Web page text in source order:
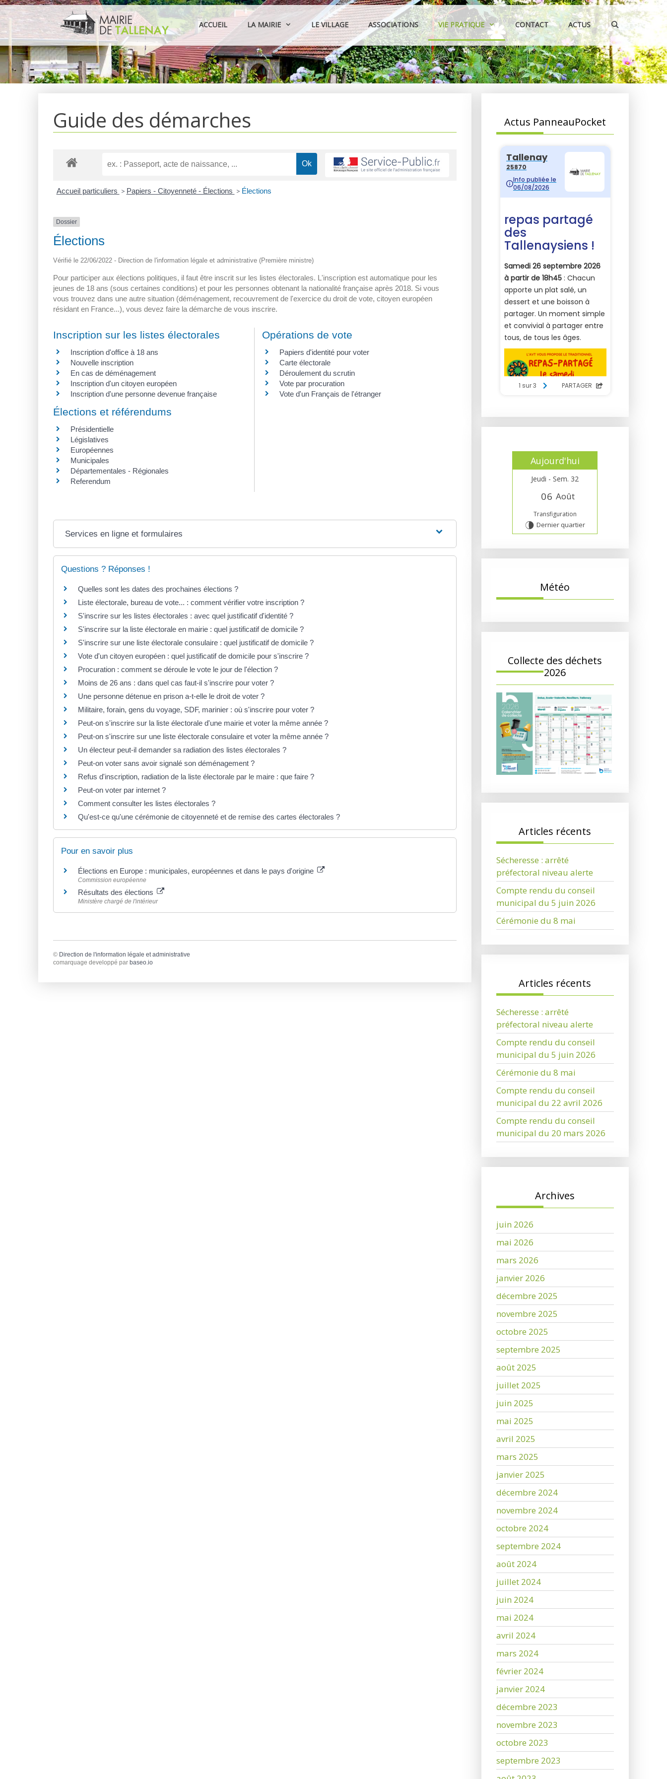
Aller
au
contenu
ACCUEIL LA MAIRIE LE VILLAGE ASSOCIATIONS VIE PRATIQUE CONTACT ACTUS
Guide des démarches
Accueil particuliers > Papiers - Citoyenneté - Élections > Élections
Dossier
Élections
Vérifié le 22/06/2022 - Direction de l'information légale et administrative (Première ministre)
Pour participer aux élections politiques, il faut être inscrit sur les listes électorales. L'inscription est automatique pour les
jeunes de 18 ans (sous certaines conditions) et pour les personnes obtenant la nationalité française après 2018. Si vous
vous trouvez dans une autre situation (déménagement, recouvrement de l'exercice du droit de vote, citoyen européen
résidant en France...), vous devez faire la démarche de vous inscrire.
Inscription sur les listes électorales
Inscription d'office à 18 ans
Nouvelle inscription
En cas de déménagement
Inscription d'un citoyen européen
Inscription d'une personne devenue française
Opérations de vote
Papiers d'identité pour voter
Carte électorale
Déroulement du scrutin
Vote par procuration
Vote d'un Français de l'étranger
Élections et référendums
Présidentielle
Législatives
Européennes
Municipales
Départementales - Régionales
Referendum
Services en ligne et formulaires
Questions ? Réponses !
Quelles sont les dates des prochaines élections ?
Liste électorale, bureau de vote... : comment vérifier votre inscription ?
S'inscrire sur les listes électorales : avec quel justificatif d'identité ?
S'inscrire sur la liste électorale en mairie : quel justificatif de domicile ?
S'inscrire sur une liste électorale consulaire : quel justificatif de domicile ?
Vote d'un citoyen européen : quel justificatif de domicile pour s'inscrire ?
Procuration : comment se déroule le vote le jour de l'élection ?
Moins de 26 ans : dans quel cas faut-il s'inscrire pour voter ?
Une personne détenue en prison a-t-elle le droit de voter ?
Militaire, forain, gens du voyage, SDF, marinier : où s'inscrire pour voter ?
Peut-on s'inscrire sur la liste électorale d'une mairie et voter la même année ?
Peut-on s'inscrire sur une liste électorale consulaire et voter la même année ?
Un électeur peut-il demander sa radiation des listes électorales ?
Peut-on voter sans avoir signalé son déménagement ?
Refus d'inscription, radiation de la liste électorale par le maire : que faire ?
Peut-on voter par internet ?
Comment consulter les listes électorales ?
Qu'est-ce qu'une cérémonie de citoyenneté et de remise des cartes électorales ?
Pour en savoir plus
Élections en Europe : municipales, européennes et dans le pays d'origine
Commission européenne
Résultats des élections
Ministère chargé de l'intérieur
© Direction de l'information légale et administrative
comarquage developpé par baseo.io
Actus PanneauPocket
Aujourd'hui
Jeudi - Sem. 32
06 Août
Transfiguration
U Dernier quartier
Météo
Collecte des déchets
2026
Articles récents
Sécheresse : arrêté
préfectoral niveau alerte
Compte rendu du conseil
municipal du 5 juin 2026
Cérémonie du 8 mai
Articles récents
Sécheresse : arrêté
préfectoral niveau alerte
Compte rendu du conseil
municipal du 5 juin 2026
Cérémonie du 8 mai
Compte rendu du conseil
municipal du 22 avril 2026
Compte rendu du conseil
municipal du 20 mars 2026
Archives
juin 2026
mai 2026
mars 2026
janvier 2026
décembre 2025
novembre 2025
octobre 2025
septembre 2025
août 2025
juillet 2025
juin 2025
mai 2025
avril 2025
mars 2025
janvier 2025
décembre 2024
novembre 2024
octobre 2024
septembre 2024
août 2024
juillet 2024
juin 2024
mai 2024
avril 2024
mars 2024
février 2024
janvier 2024
décembre 2023
novembre 2023
octobre 2023
septembre 2023